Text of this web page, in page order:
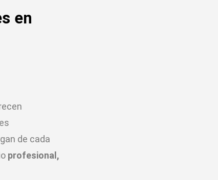
en
de cada
profesional,